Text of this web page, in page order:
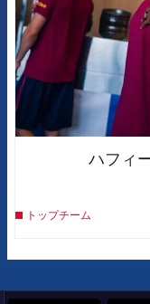
ハフィ
トップチーム